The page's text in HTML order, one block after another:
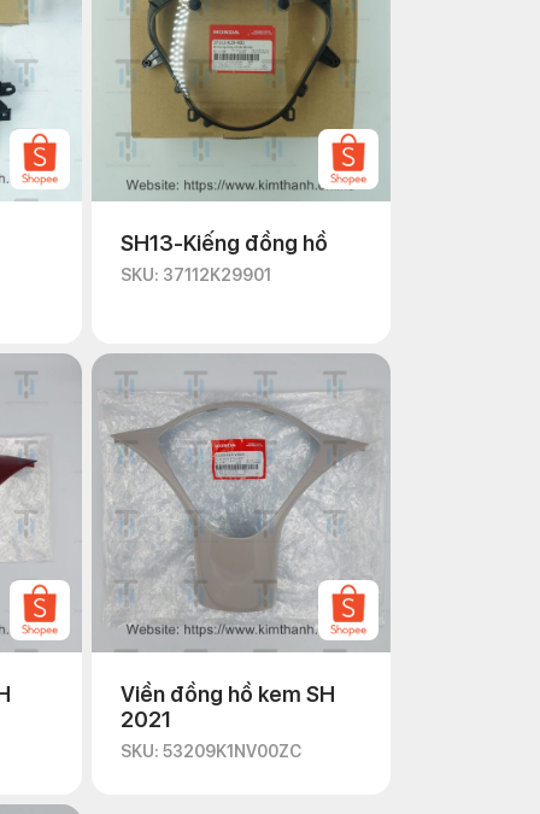
SH13-Kiếng đồng hồ
SKU: 37112K29901
Viền đồng hồ kem SH
2021
SKU: 53209K1NV00ZC